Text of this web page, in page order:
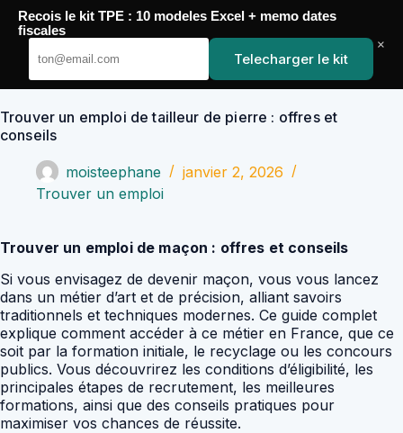
Passer
contenu
YoupiJobs
Trouver un emploi de tailleur de pierre : offres et
conseils
moisteephane
janvier 2, 2026
Trouver un emploi
Trouver un emploi de maçon : offres et conseils
Si vous envisagez de devenir maçon, vous vous lancez
dans un métier d’art et de précision, alliant savoirs
traditionnels et techniques modernes. Ce guide complet
explique comment accéder à ce métier en France, que ce
soit par la formation initiale, le recyclage ou les concours
publics. Vous découvrirez les conditions d’éligibilité, les
principales étapes de recrutement, les meilleures
formations, ainsi que des conseils pratiques pour
maximiser vos chances de réussite.
Recois le kit TPE : 10 modeles Excel + memo dates
fiscales
Telecharger le kit
×